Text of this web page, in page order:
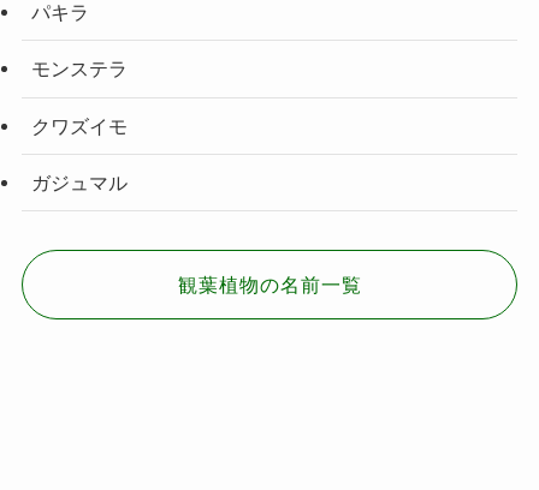
パキラ
モンステラ
クワズイモ
ガジュマル
観葉植物の名前一覧